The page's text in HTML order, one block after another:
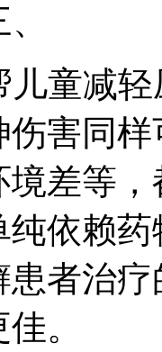
童减轻
害同
境差等
依赖
者治
。